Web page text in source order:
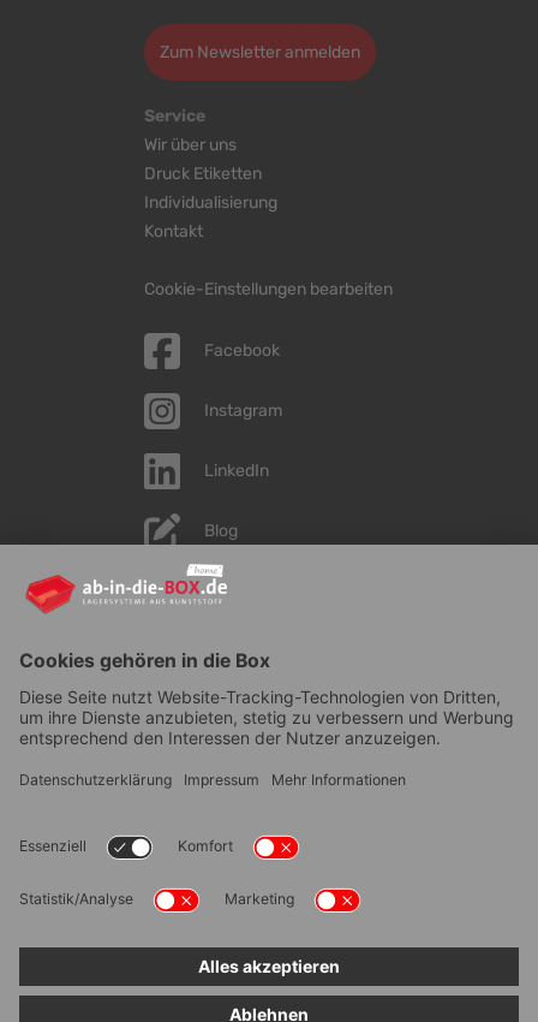
Zum Newsletter anmelden
Service
Wir über uns
Druck Etiketten
Individualisierung
Kontakt
Cookie-Einstellungen bearbeiten
Facebook
Instagram
LinkedIn
Blog
YouTube
Bestellvorgang|Impressum|Information zur
Barrierefreiheit